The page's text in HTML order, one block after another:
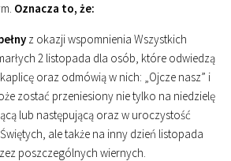
Oznacza to, że:
z okazji wspomnienia Wszystkich
2 listopada dla osób, które odwiedzą
oraz odmówią w nich: „Ojcze nasz” i
zostać przeniesiony nie tylko na niedzielę
lub następującą oraz w uroczystość
ale także na inny dzień listopada
poszczególnych wiernych.